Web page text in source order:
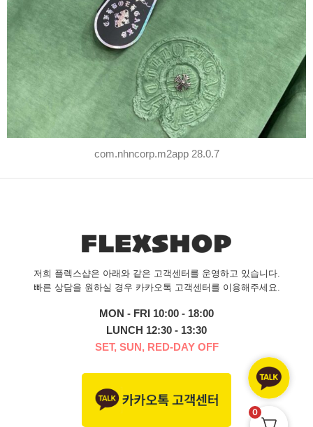
com.nhncorp.m2app 28.0.7
저희 플렉스샵은 아래와 같은 고객센터를 운영하고 있습니다.
빠른 상담을 원하실 경우 카카오톡 고객센터를 이용해주세요.
MON - FRI 10:00 - 18:00
LUNCH 12:30 - 13:30
SET, SUN, RED-DAY OFF
0